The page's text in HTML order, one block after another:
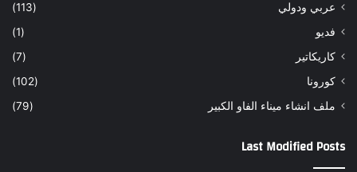
عربي ودولي
(113)
فديو
(1)
كاريكاتير
(7)
كورونا
(102)
ملف انشاء ميناء الفاو الكبير
(79)
Last Modified Posts